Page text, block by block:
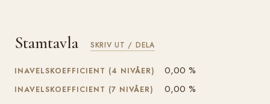
Stamtavla SKRIV UT / DELA
INAVELSKOEFFICIENT (4 NIVÅER) 0,00 %
INAVELSKOEFFICIENT (7 NIVÅER) 0,00 %